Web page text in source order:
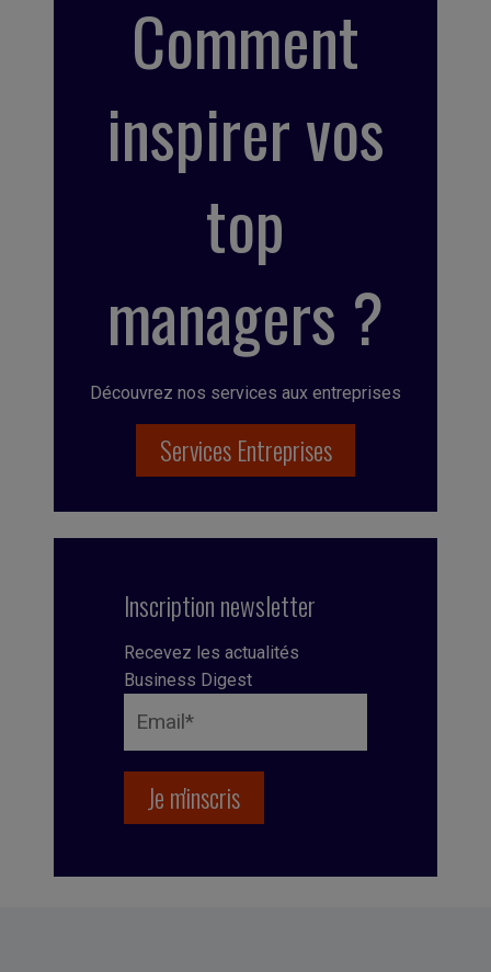
Comment
inspirer vos
top
managers ?
Découvrez nos services aux entreprises
Services Entreprises
Inscription newsletter
Recevez les actualités
Business Digest